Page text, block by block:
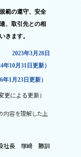
範の遵守、安全
、取引先との相
きます。
2023年3月 28 日
年10月 31 日更新）
年1月 23 日更新）
更による更新）
内容を理解した上
社長 塚﨑 勝訓